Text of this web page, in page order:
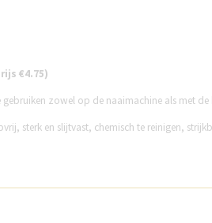
€4.75)
gebruiken zowel op de naaimachine als met de
sterk en slijtvast, chemisch te reinigen,